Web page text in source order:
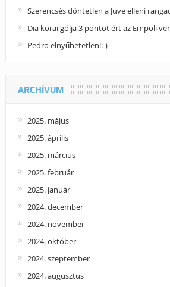
Szerencsés döntetlen a Juve elleni
Dia korai gólja 3 pontot ért az Empoli
Pedro elnyűhetetlen!:-)
ARCHÍVUM
2025. május
2025. április
2025. március
2025. február
2025. január
2024. december
2024. november
2024. október
2024. szeptember
2024. augusztus